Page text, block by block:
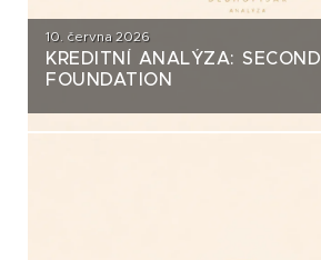
10. června 2026
KREDITNÍ ANALÝZA: SECOND
FOUNDATION